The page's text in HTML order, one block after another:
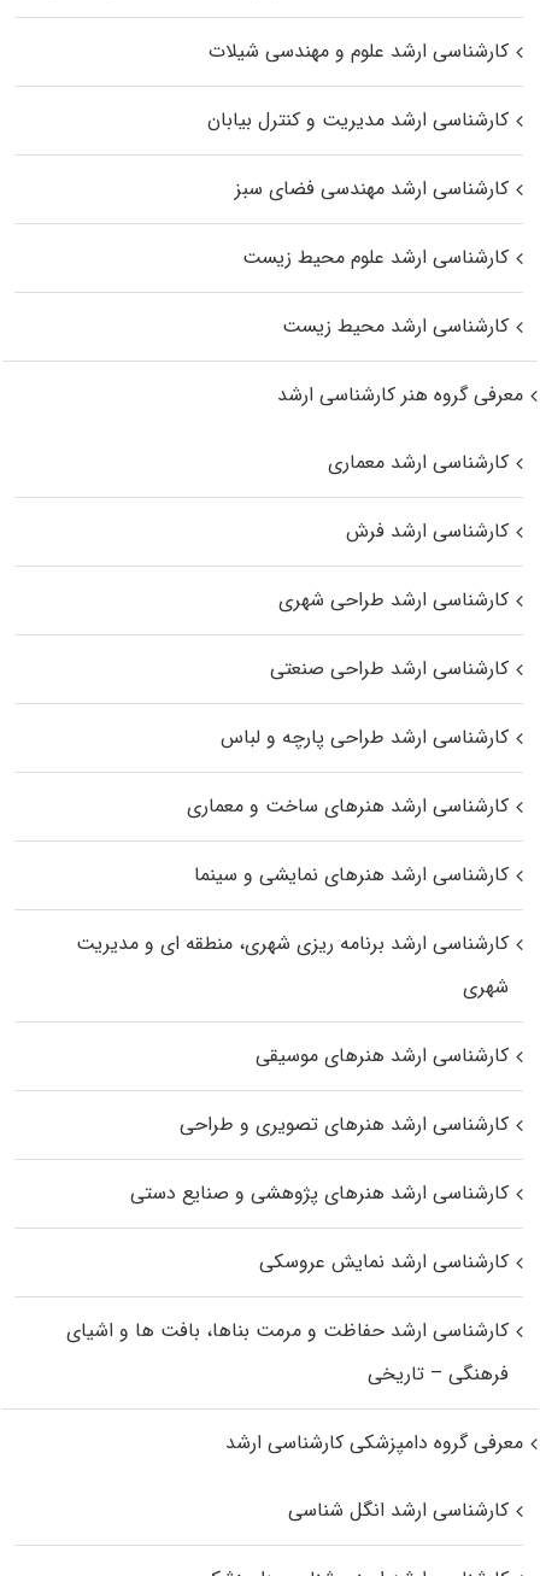
کارشناسی ارشد علوم و مهندسی شیلات
کارشناسی ارشد مدیریت و کنترل بیابان
کارشناسی ارشد مهندسی فضای سبز
کارشناسی ارشد علوم محیط‌ زیست
کارشناسی ارشد محیط زیست
معرفی گروه هنر کارشناسی ارشد
کارشناسی ارشد معماری
کارشناسی ارشد فرش
کارشناسی ارشد طراحی شهری
کارشناسی ارشد طراحی صنعتی
کارشناسی ارشد طراحی پارچه و لباس
کارشناسی ارشد هنرهای ساخت و معماری
کارشناسی ارشد هنرهای نمایشی و سینما
کارشناسی ارشد برنامه ریزی شهری، منطقه‌ ای و مدیریت
شهری
کارشناسی ارشد هنرهای موسیقی
کارشناسی ارشد هنرهای تصویری و طراحی
کارشناسی ارشد هنرهای پژوهشی و صنایع دستی
کارشناسی ارشد نمایش عروسکی
کارشناسی ارشد حفاظت و مرمت بناها، بافت‌ ها و اشیای
فرهنگی – تاریخی
معرفی گروه دامپزشکی کارشناسی ارشد
کارشناسی ارشد انگل شناسی